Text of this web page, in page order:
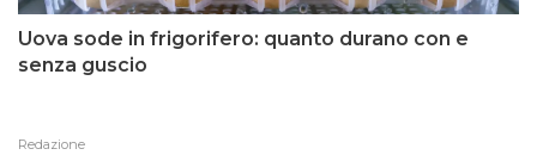
Uova sode in frigorifero: quanto durano con e
senza guscio
Redazione